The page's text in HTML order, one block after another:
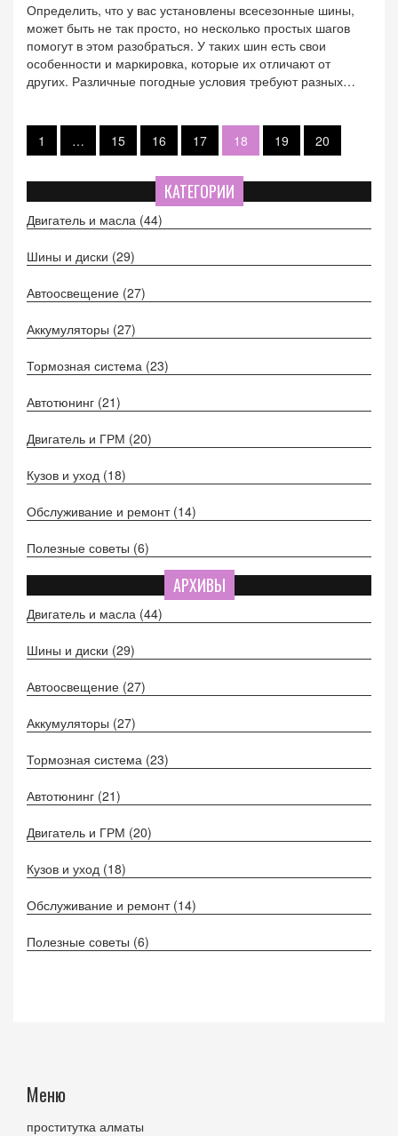
Определить, что у вас установлены всесезонные шины,
может быть не так просто, но несколько простых шагов
помогут в этом разобраться. У таких шин есть свои
особенности и маркировка, которые их отличают от
других. Различные погодные условия требуют разных
как визуально отличить всесезонные шины и что искать на
боковинах.
1 … 15 16 17 18 19 20
КАТЕГОРИИ
Двигатель и масла (44)
Шины и диски (29)
Автоосвещение (27)
Аккумуляторы (27)
Тормозная система (23)
Автотюнинг (21)
Двигатель и ГРМ (20)
Кузов и уход (18)
Обслуживание и ремонт (14)
Полезные советы (6)
АРХИВЫ
Двигатель и масла (44)
Шины и диски (29)
Автоосвещение (27)
Аккумуляторы (27)
Тормозная система (23)
Автотюнинг (21)
Двигатель и ГРМ (20)
Кузов и уход (18)
Обслуживание и ремонт (14)
Полезные советы (6)
Меню
проститутка алматы